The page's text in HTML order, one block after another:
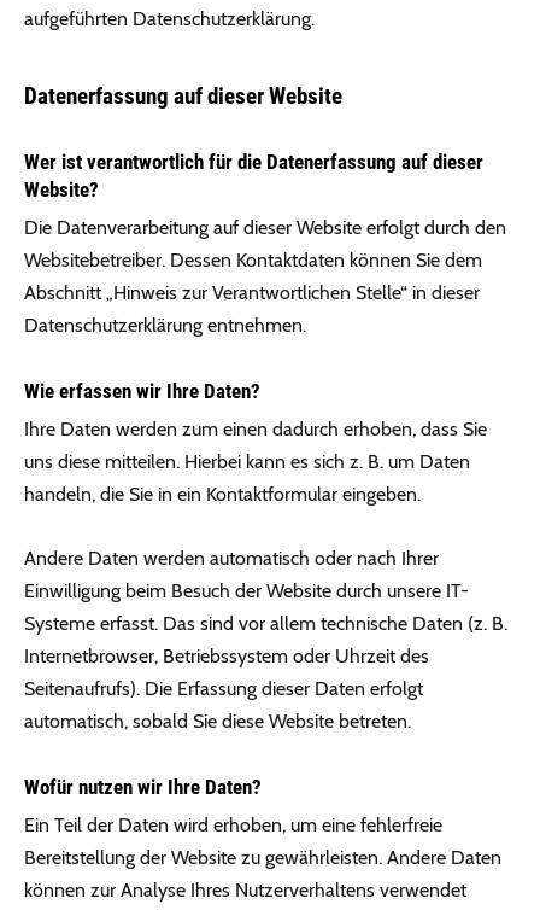
aufgeführten Datenschutzerklärung.
Datenerfassung auf dieser Website
Wer ist verantwortlich für die Datenerfassung auf dieser
Website?
Die Datenverarbeitung auf dieser Website erfolgt durch den
Websitebetreiber. Dessen Kontaktdaten können Sie dem
Abschnitt „Hinweis zur Verantwortlichen Stelle“ in dieser
Datenschutzerklärung entnehmen.
Wie erfassen wir Ihre Daten?
Ihre Daten werden zum einen dadurch erhoben, dass Sie
uns diese mitteilen. Hierbei kann es sich z. B. um Daten
handeln, die Sie in ein Kontaktformular eingeben.
Andere Daten werden automatisch oder nach Ihrer
Einwilligung beim Besuch der Website durch unsere IT-
Systeme erfasst. Das sind vor allem technische Daten (z. B.
Internetbrowser, Betriebssystem oder Uhrzeit des
Seitenaufrufs). Die Erfassung dieser Daten erfolgt
automatisch, sobald Sie diese Website betreten.
Wofür nutzen wir Ihre Daten?
Ein Teil der Daten wird erhoben, um eine fehlerfreie
Bereitstellung der Website zu gewährleisten. Andere Daten
können zur Analyse Ihres Nutzerverhaltens verwendet